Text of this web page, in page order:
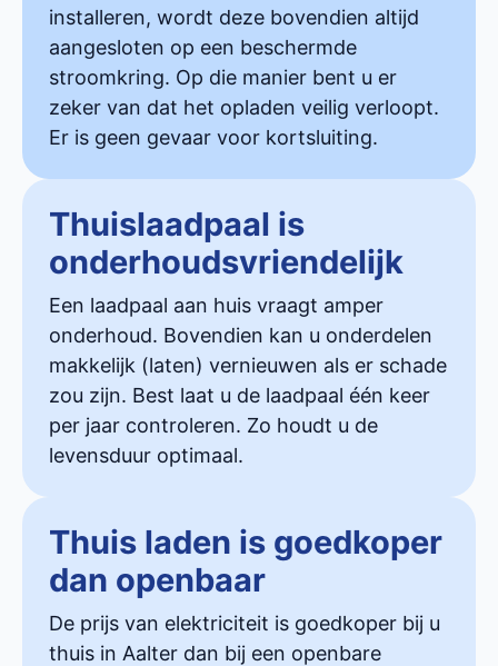
installeren, wordt deze bovendien altijd
aangesloten op een beschermde
stroomkring. Op die manier bent u er
zeker van dat het opladen veilig verloopt.
Er is geen gevaar voor kortsluiting.
Thuislaadpaal is
onderhoudsvriendelijk
Een laadpaal aan huis vraagt amper
onderhoud. Bovendien kan u onderdelen
makkelijk (laten) vernieuwen als er schade
zou zijn. Best laat u de laadpaal één keer
per jaar controleren. Zo houdt u de
levensduur optimaal.
Thuis laden is goedkoper
dan openbaar
De prijs van elektriciteit is goedkoper bij u
thuis in Aalter dan bij een openbare